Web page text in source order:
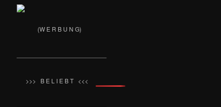
(W E R B U N G)
>>> B E L I E B T <<<